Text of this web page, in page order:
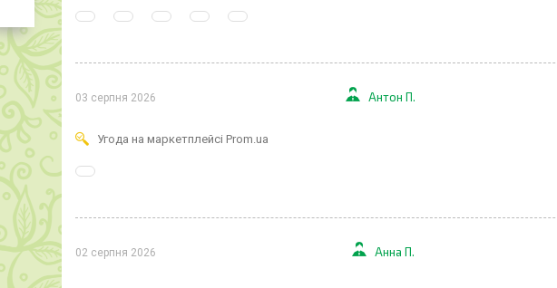
03 серпня 2026 Антон П.
Угода на маркетплейсі Prom.ua
02 серпня 2026 Анна П.